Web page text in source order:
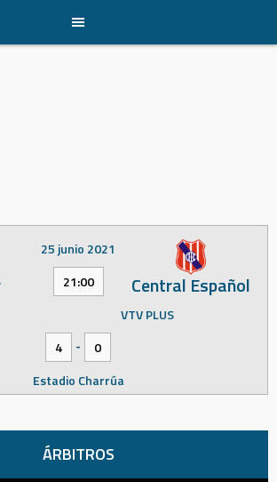
Central Español
25 junio 2021
21:00
VTV PLUS
4
-
0
Estadio Charrúa
ÁRBITROS